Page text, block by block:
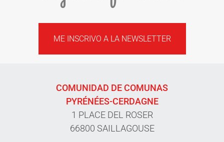
ME INSCRIVO A LA NEWSLETTER
COMUNIDAD DE COMUNAS
PYRÉNÉES-CERDAGNE
1 PLACE DEL ROSER
66800 SAILLAGOUSE